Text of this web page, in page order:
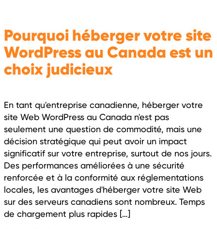
Pourquoi héberger votre site
WordPress au Canada est un
choix judicieux
En tant qu'entreprise canadienne, héberger votre
site Web WordPress au Canada n'est pas
seulement une question de commodité, mais une
décision stratégique qui peut avoir un impact
significatif sur votre entreprise, surtout de nos jours.
Des performances améliorées à une sécurité
renforcée et à la conformité aux réglementations
locales, les avantages d'héberger votre site Web
sur des serveurs canadiens sont nombreux. Temps
de chargement plus rapides […]